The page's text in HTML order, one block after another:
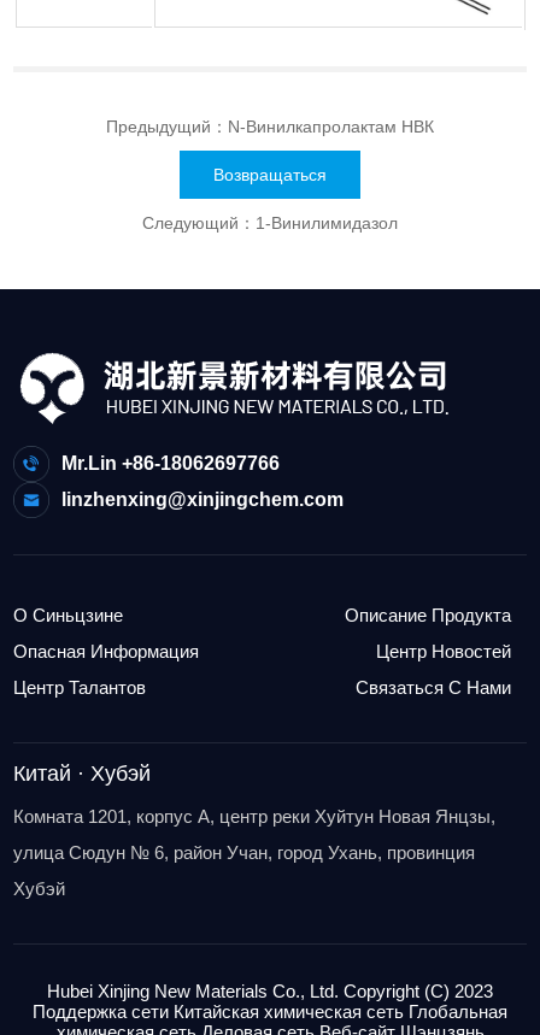
Предыдущий： N-Винилкапролактам НВК
Возвращаться
Следующий： 1-Винилимидазол
Mr.Lin +86-18062697766
linzhenxing@xinjingchem.com
О Синьцзине
Описание Продукта
Опасная Информация
Центр Новостей
Центр Талантов
Связаться С Нами
Китай · Хубэй
Комната 1201, корпус A, центр реки Хуйтун Новая Янцзы,
улица Сюдун № 6, район Учан, город Ухань, провинция
Хубэй
Hubei Xinjing New Materials Co., Ltd. Copyright (C) 2023
Поддержка сети Китайская химическая сеть Глобальная